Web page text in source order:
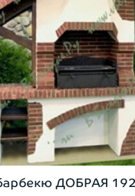
ДОБРАЯ